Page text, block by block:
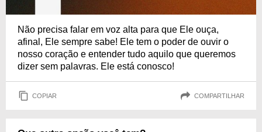
Não precisa falar em voz alta para que Ele ouça,
afinal, Ele sempre sabe! Ele tem o poder de ouvir o
nosso coração e entender tudo aquilo que queremos
dizer sem palavras. Ele está conosco!
COPIAR COMPARTILHAR